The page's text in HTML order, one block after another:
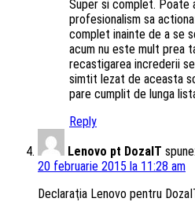
Super si complet.
profesionalism sa
complet inainte de a se
acum nu este mult prea
recastigarea increderii
simtit lezat de aceasta
pare cumplit de lunga
Reply
Lenovo pt DozaIT spune:
20 februarie 2015 la 11:28 am
Declaraţia Lenovo pentru